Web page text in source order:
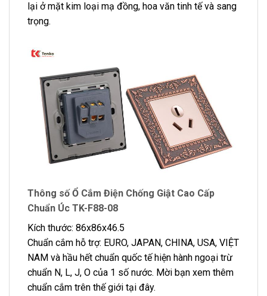
lại ở mặt kim loại mạ đồng, hoa văn tinh tế và sang
trọng.
Thông số Ổ Cắm Điện Chống Giật Cao Cấp
Chuẩn Úc TK-F88-08
Kích thước: 86x86x46.5
Chuẩn cắm hỗ trợ: EURO, JAPAN, CHINA, USA, VIỆT
NAM và hầu hết chuẩn quốc tế hiện hành ngoại trừ
chuẩn N, L, J, O của 1 số nước. Mời bạn xem thêm
chuẩn cắm trên thế giới tại đây.